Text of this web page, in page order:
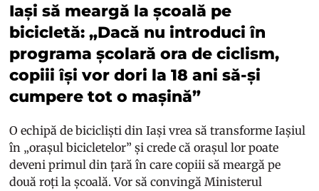
Iași să meargă la școală pe
bicicletă: „Dacă nu introduci în
programa școlară ora de ciclism,
copiii își vor dori la 18 ani să-și
cumpere tot o mașină”
O echipă de bicicliști din Iași vrea să transforme Iașiul
în „orașul bicicletelor” și crede că orașul lor poate
deveni primul din țară în care copiii să meargă pe
două roți la școală. Vor să convingă Ministerul